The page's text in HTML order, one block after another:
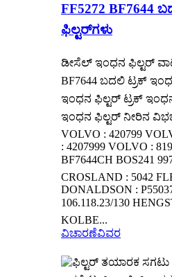
FF5272 BF7644
ಫಿಲ್ಟರ್‌ಗಳು
ಡೀಸೆಲ್ ಇಂಧನ ಫಿಲ್ಟರ್
BF7644 ಬದಲಿ ಟ್ರಕ್
ಇಂಧನ ಫಿಲ್ಟರ್ ಟ್ರಕ್
ಇಂಧನ ಫಿಲ್ಟರ್ ನೀರಿನ
VOLVO : 420799
: 4207999 VOLVO :
BF7644CH BOS241
CROSLAND : 5042
DONALDSON :
106.118.23/130
KOLBE...
ವಿಚಾರಣೆವಿವರ